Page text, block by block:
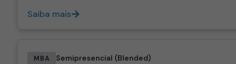
Saiba mais
MBA Semipresencial (Blended)